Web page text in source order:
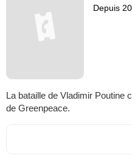
Depuis
La bataille de Vladimir Poutine
de Greenpeace.